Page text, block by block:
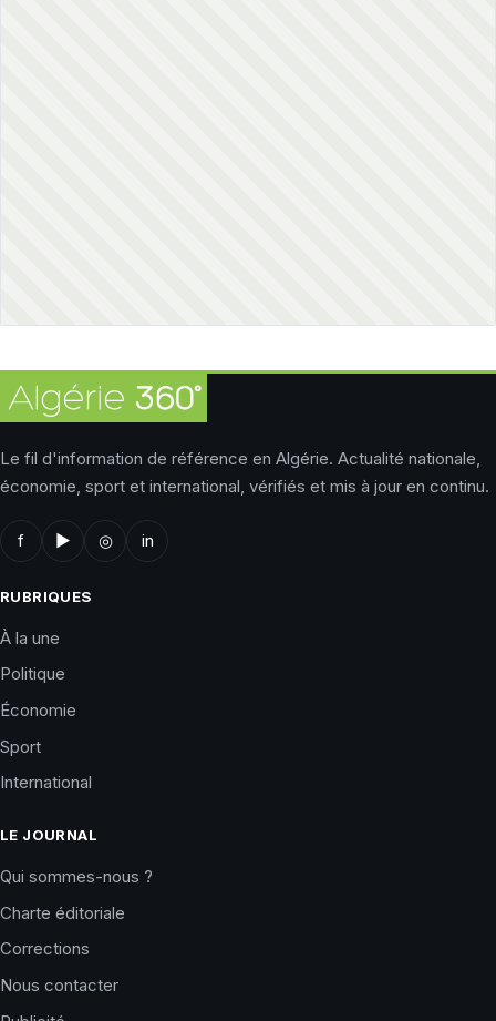
Le fil d'information de référence en Algérie. Actualité nationale,
économie, sport et international, vérifiés et mis à jour en continu.
f ▶ ◎ in
RUBRIQUES
À la une
Politique
Économie
Sport
International
LE JOURNAL
Qui sommes-nous ?
Charte éditoriale
Corrections
Nous contacter